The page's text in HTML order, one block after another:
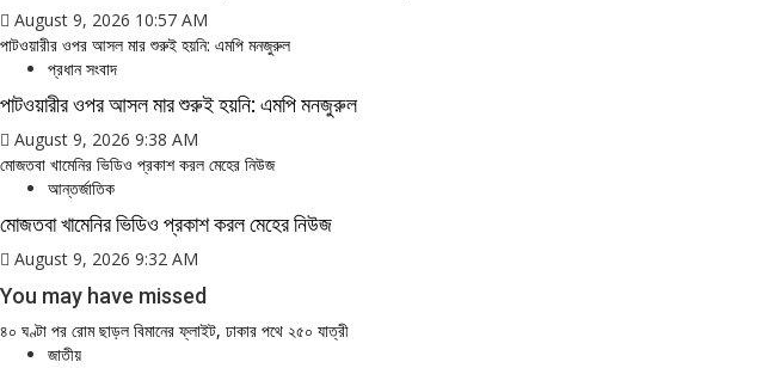
August 9, 2026 10:57 AM
পাটওয়ারীর ওপর আসল মার শুরুই হয়নি: এমপি মনজুরুল
প্রধান সংবাদ
পাটওয়ারীর ওপর আসল মার শুরুই হয়নি: এমপি মনজুরুল
August 9, 2026 9:38 AM
মোজতবা খামেনির ভিডিও প্রকাশ করল মেহের নিউজ
আন্তর্জাতিক
মোজতবা খামেনির ভিডিও প্রকাশ করল মেহের নিউজ
August 9, 2026 9:32 AM
You may have missed
৪০ ঘণ্টা পর রোম ছাড়ল বিমানের ফ্লাইট, ঢাকার পথে ২৫০ যাত্রী
জাতীয়